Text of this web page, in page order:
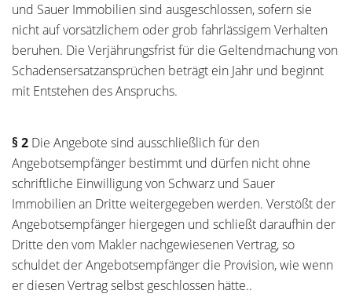
und Sauer Immobilien sind ausgeschlossen, sofern sie
nicht auf vorsätzlichem oder grob fahrlässigem Verhalten
beruhen. Die Verjährungsfrist für die Geltendmachung von
Schadensersatzansprüchen beträgt ein Jahr und beginnt
mit Entstehen des Anspruchs.
§ 2 Die Angebote sind ausschließlich für den
Angebotsempfänger bestimmt und dürfen nicht ohne
schriftliche Einwilligung von Schwarz und Sauer
Immobilien an Dritte weitergegeben werden. Verstößt der
Angebotsempfänger hiergegen und schließt daraufhin der
Dritte den vom Makler nachgewiesenen Vertrag, so
schuldet der Angebotsempfänger die Provision, wie wenn
er diesen Vertrag selbst geschlossen hätte..